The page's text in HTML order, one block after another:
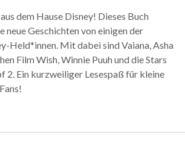
dem Hause Disney! Dieses Buch
neue Geschichten von einigen der
Held*innen. Mit dabei sind Vaiana, Asha
Film Wish, Winnie Puuh und die Stars
2. Ein kurzweiliger Lesespaß für kleine